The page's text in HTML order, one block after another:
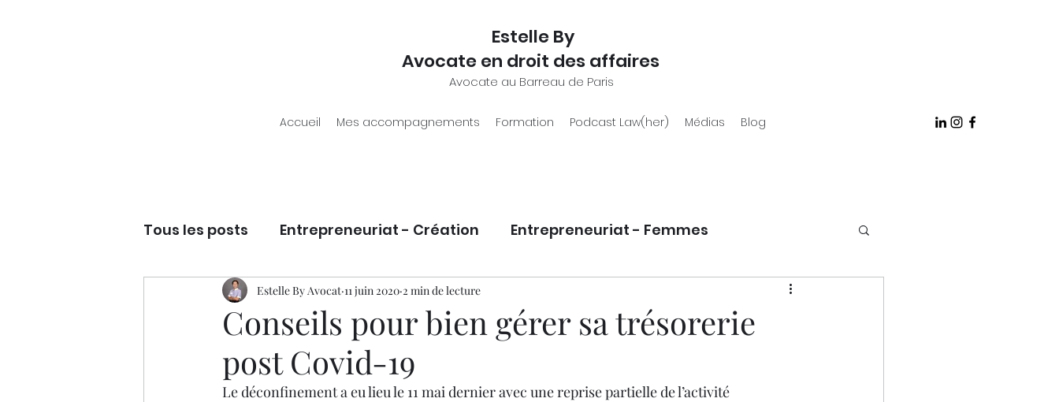
Estelle By
Avocate en droit des affaires
Avocate au Barreau de Paris
Accueil Mes accompagnements Formation Podcast Law(her) Médias Blog
Tous les posts Entrepreneuriat - Création Entrepreneuriat - Femmes
Entrepreneuriat - Développement Statut juridique entrepreneur.e
Podcast LawHer
Conseils pour bien gérer sa trésorerie
post Covid-19
Estelle By Avocat 11 juin 2020 2 min de lecture
Le déconfinement a eu lieu le 11 mai dernier avec une reprise partielle de l’activité